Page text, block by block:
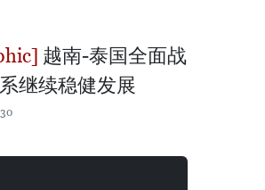
越南-泰国全面战
继续稳健发展